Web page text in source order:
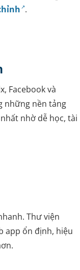
.
Facebook và
những nền tảng
nhờ dễ học, tài
Thư viện
app ổn định, hiệu